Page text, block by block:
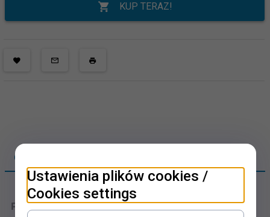
KUP TERAZ!
OPIS PRODUKTU
Papier ryżowy do decoupage
Ustawienia plików cookies /
Cookies settings